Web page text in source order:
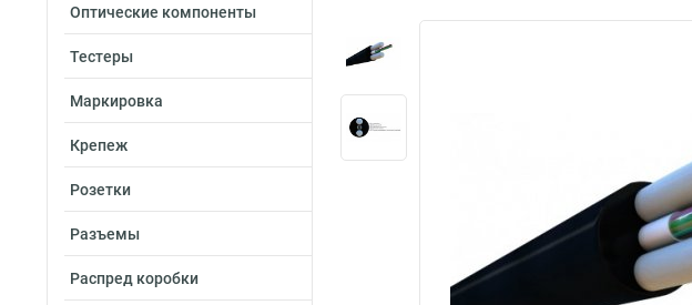
Оптические компоненты
Тестеры
Маркировка
Крепеж
Розетки
Разъемы
Распред коробки